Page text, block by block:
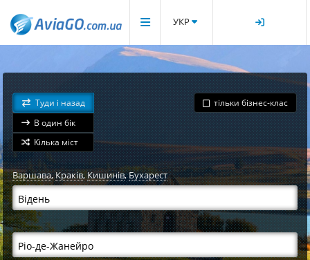
УКР
Туди і назад
В один бік
Кілька міст
тільки бізнес-клас
Варшава,Краків,Кишинів,Бухарест